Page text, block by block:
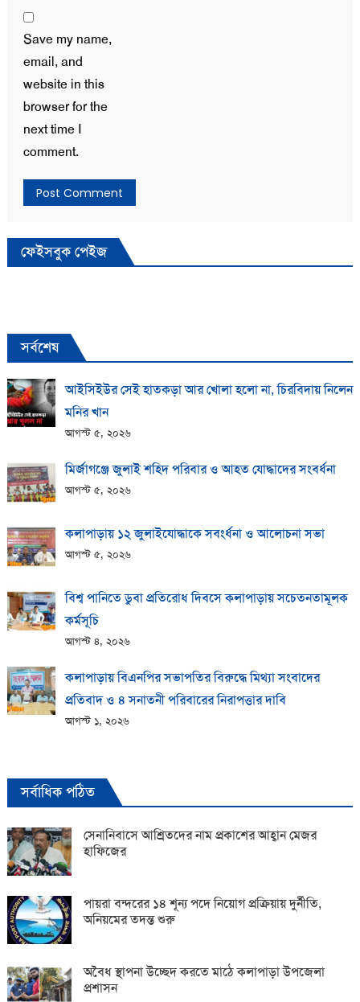
Save my name,
email, and
website in this
browser for the
next time I
comment.
ফেইসবুক পেইজ
সর্বশেষ
আইসিইউর সেই হাতকড়া আর খোলা হলো না, চিরবিদায় নিলেন
মনির খান
আগস্ট ৫, ২০২৬
মির্জাগঞ্জে জুলাই শহিদ পরিবার ও আহত যোদ্ধাদের সংবর্ধনা
আগস্ট ৫, ২০২৬
কলাপাড়ায় ১২ জুলাইযোদ্ধাকে সবংর্ধনা ও আলোচনা সভা
আগস্ট ৫, ২০২৬
বিশ্ব পানিতে ডুবা প্রতিরোধ দিবসে কলাপাড়ায় সচেতনতামূলক
কর্মসূচি
আগস্ট ৪, ২০২৬
কলাপাড়ায় বিএনপির সভাপতির বিরুদ্ধে মিথ্যা সংবাদের
প্রতিবাদ ও ৪ সনাতনী পরিবারের নিরাপত্তার দাবি
আগস্ট ১, ২০২৬
সর্বাধিক পঠিত
সেনানিবাসে আশ্রিতদের নাম প্রকাশের আহ্বান মেজর
হাফিজের
পায়রা বন্দরের ১৪ শূন্য পদে নিয়োগ প্রক্রিয়ায় দুর্নীতি,
অনিয়মের তদন্ত শুরু
অবৈধ স্থাপনা উচ্ছেদ করতে মাঠে কলাপাড়া উপজেলা
প্রশাসন